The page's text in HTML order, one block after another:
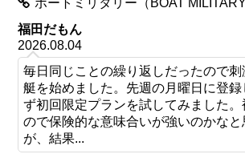
ボートミリタリー（BOAT MILITARY
福田だもん
2026.08.04
毎日同じことの繰り返しだったので
艇を始めました。先週の月曜日に登録
ず初回限定プランを試してみました
ので保険的な意味合いが強いのかな
が、結果...